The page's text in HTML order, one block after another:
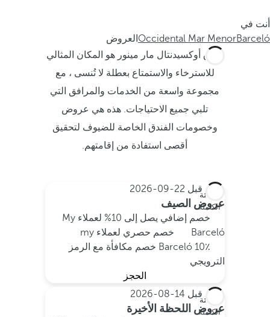
أنت في
Barceló
Occidental Mar Menor العروض
فندق أوكسيدنتال مار مينور هو المكان المثالي
للاسترخاء والاستمتاع بعطلة لا تُنسى ، مع
مجموعة واسعة من الخدمات والمرافق التي
تلبي جميع الاحتياجات. هذه هي عروض
وخصومات الفندق الخاصة للضيوف لتحقيق
أقصى استفادة من إقامتهم.
الإقامة
الكاملة
احجز قبل 22-09-2026
عروض الصيف
خصم إضافي يصل إلى 10% لعملاء My
Barceló
خصم حصري لعملاء my
Barceló 10٪ خصم مكافأة مع الرمز
الترويجي
الحجز
الإقامة
الكاملة
احجز قبل 14-08-2026
عروض اللحظة الأخيرة